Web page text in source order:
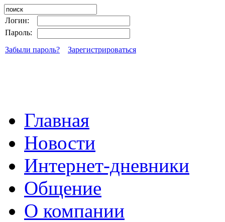
Логин:
Пароль:
Забыли пароль?
Зарегистрироваться
Главная
Новости
Интернет-дневники
Общение
О компании